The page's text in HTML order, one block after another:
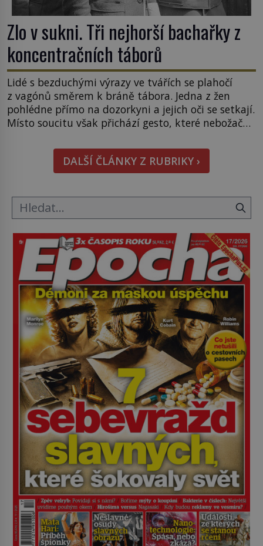
Zlo v sukni. Tři nejhorší bachařky z
koncentračních táborů
Lidé s bezduchými výrazy ve tvářích se plahočí
z vagónů směrem k bráně tábora. Jedna z žen
pohlédne přímo na dozorkyni a jejich oči se setkají.
Místo soucitu však přichází gesto, které nebožačku
Rudolf Höss (1901–1947), Josef Mengele (1911–
1979) či Heinrich Himmler (1900–1945) zná každý,
o koho se historie jen otřela. Jenže […]
DALŠÍ ČLÁNKY Z RUBRIKY ›